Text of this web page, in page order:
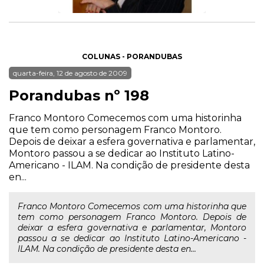
COLUNAS - PORANDUBAS
quarta-feira, 12 de agosto de 2009
Porandubas nº 198
Franco Montoro Comecemos com uma historinha
que tem como personagem Franco Montoro.
Depois de deixar a esfera governativa e parlamentar,
Montoro passou a se dedicar ao Instituto Latino-
Americano - ILAM. Na condição de presidente desta
en...
Franco Montoro Comecemos com uma historinha que
tem como personagem Franco Montoro. Depois de
deixar a esfera governativa e parlamentar, Montoro
passou a se dedicar ao Instituto Latino-Americano -
ILAM. Na condição de presidente desta en...